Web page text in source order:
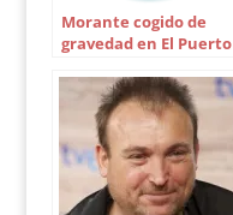
Morante cogido de
gravedad en El Puerto